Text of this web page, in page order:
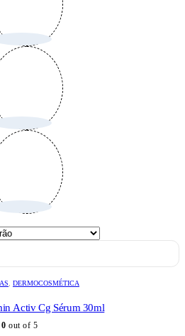
DERMOCOSMÉTICA
Activ Cg Sérum 30ml
0 out of 5